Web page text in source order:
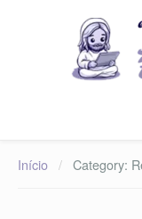
Início / Category: